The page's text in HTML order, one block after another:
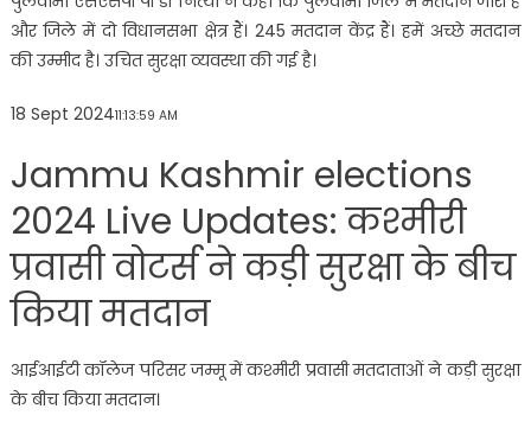
और जिले में दो विधानसभा क्षेत्र हैं। 245 मतदान केंद्र हैं। हमें अच्छे मतदान
की उम्मीद है। उचित सुरक्षा व्यवस्था की गई है।
18 Sept 202411:13:59 AM
Jammu Kashmir elections
2024 Live Updates: कश्मीरी
प्रवासी वोटर्स ने कड़ी सुरक्षा के बीच
किया मतदान
आईआईटी कॉलेज परिसर जम्मू में कश्मीरी प्रवासी मतदाताओं ने कड़ी सुरक्षा
के बीच किया मतदान।